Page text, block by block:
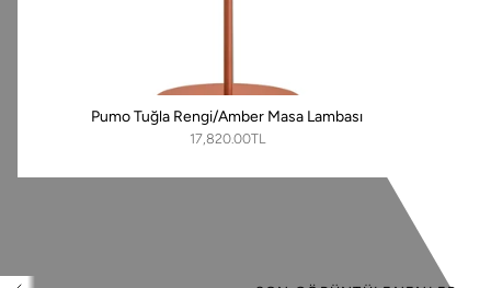
Pumo Tuğla Rengi/Amber Masa Lambası
17,820.00TL